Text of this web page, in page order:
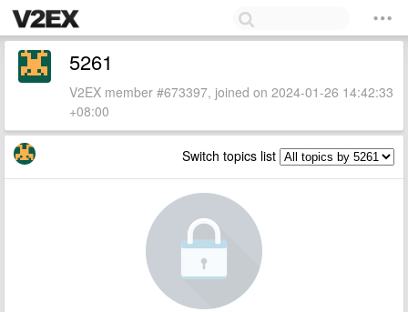
5261
V2EX member #673397, joined on 2024-01-26 14:42:33
+08:00
Switch topics list